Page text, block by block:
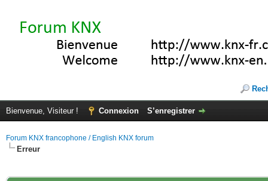
Bienvenue, Visiteur ! Connexion S’enregistrer
Forum KNX francophone / English KNX forum
Erreur